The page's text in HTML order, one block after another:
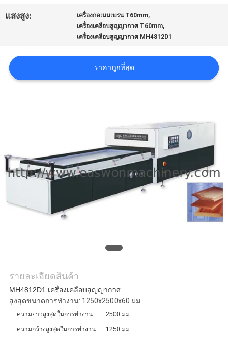
ขอ
เว็บไซต์
แสงสูง: เครื่องกดเมมเบรน T60mm,
เครื่องเคลือบสูญญากาศ T60mm,
เครื่องเคลือบสูญญากาศ MH4812D1
ราคาถูกที่สุด
รายละเอียดสินค้า
MH4812D1 เครื่องเคลือบสูญญากาศ
สูงสุดขนาดการทำงาน: 1250x2500x60 มม
ความยาวสูงสุดในการทำงาน 2500 มม
ความกว้างสูงสุดในการทำงาน 1250 มม